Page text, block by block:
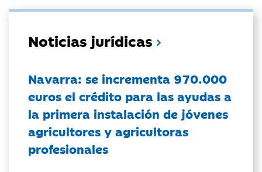
Noticias jurídicas
Navarra: se incrementa 970.000
euros el crédito para las ayudas a
la primera instalación de jóvenes
agricultores y agricultoras
profesionales